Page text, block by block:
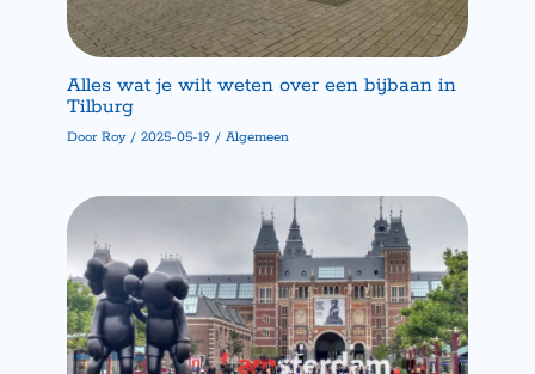
Alles wat je wilt weten over een bijbaan in
Tilburg
DoorRoy/2025-05-19/Algemeen